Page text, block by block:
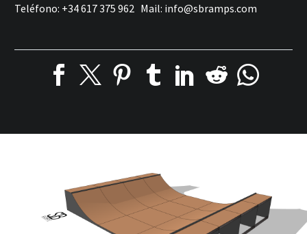
Teléfono: +34 617 375 962 Mail: info@sbramps.com